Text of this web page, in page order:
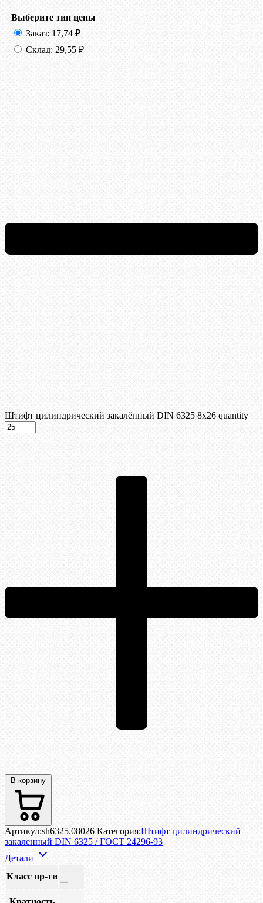
Выберите тип цены
Заказ: 17,74 ₽
Склад: 29,55 ₽
Штифт цилиндрический закалённый DIN 6325 8х26 quantity
В корзину
Артикул:sh6325.08026 Категория:Штифт цилиндрический
закаленный DIN 6325 / ГОСТ 24296-93
Детали
Класс пр-ти —